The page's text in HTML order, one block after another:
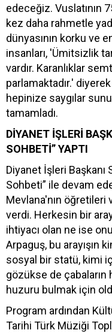
edeceğiz. Vuslatının
kez daha rahmetle
dünyasının korku ve
insanları, 'Ümitsizlik
vardır. Karanlıklar
parlamaktadır.'
hepinize saygılar
tamamladı.
DİYANET İŞLERİ
SOHBETİ” YAPTI
Diyanet İşleri
Sohbeti” ile devam
Mevlana'nın
verdi. Herkesin bir
ihtiyacı olan ne ise
Arpaguş, bu arayışın
sosyal bir statü, kimi
gözükse de
huzuru bulmak için
Program ardından
Tarihi Türk Müziği